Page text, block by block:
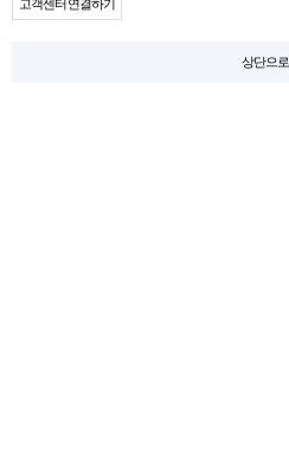
고객센터 연결하기
상단으로